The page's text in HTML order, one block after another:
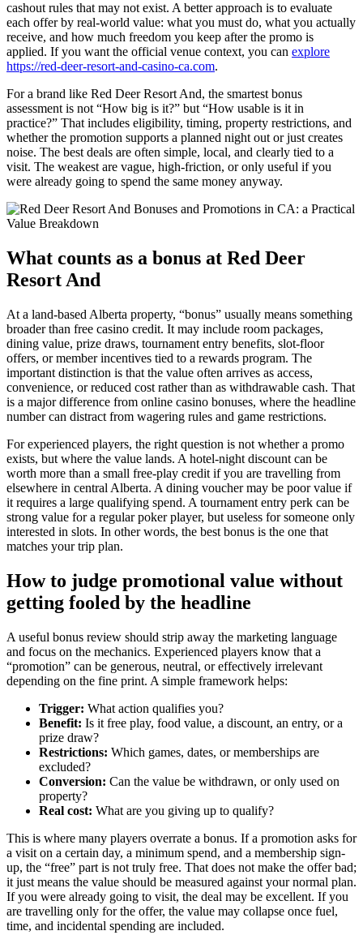
cashout rules that may not exist. A better approach is to evaluate
each offer by real-world value: what you must do, what you actually
receive, and how much freedom you keep after the promo is
applied. If you want the official venue context, you can explore
https://red-deer-resort-and-casino-ca.com.
For a brand like Red Deer Resort And, the smartest bonus
assessment is not “How big is it?” but “How usable is it in
practice?” That includes eligibility, timing, property restrictions, and
whether the promotion supports a planned night out or just creates
noise. The best deals are often simple, local, and clearly tied to a
visit. The weakest are vague, high-friction, or only useful if you
were already going to spend the same money anyway.
What counts as a bonus at Red Deer
Resort And
At a land-based Alberta property, “bonus” usually means something
broader than free casino credit. It may include room packages,
dining value, prize draws, tournament entry benefits, slot-floor
offers, or member incentives tied to a rewards program. The
important distinction is that the value often arrives as access,
convenience, or reduced cost rather than as withdrawable cash. That
is a major difference from online casino bonuses, where the headline
number can distract from wagering rules and game restrictions.
For experienced players, the right question is not whether a promo
exists, but where the value lands. A hotel-night discount can be
worth more than a small free-play credit if you are travelling from
elsewhere in central Alberta. A dining voucher may be poor value if
it requires a large qualifying spend. A tournament entry perk can be
strong value for a regular poker player, but useless for someone only
interested in slots. In other words, the best bonus is the one that
matches your trip plan.
How to judge promotional value without
getting fooled by the headline
A useful bonus review should strip away the marketing language
and focus on the mechanics. Experienced players know that a
“promotion” can be generous, neutral, or effectively irrelevant
depending on the fine print. A simple framework helps:
Trigger: What action qualifies you?
Benefit: Is it free play, food value, a discount, an entry, or a
prize draw?
Restrictions: Which games, dates, or memberships are
excluded?
Conversion: Can the value be withdrawn, or only used on
property?
Real cost: What are you giving up to qualify?
This is where many players overrate a bonus. If a promotion asks for
a visit on a certain day, a minimum spend, and a membership sign-
up, the “free” part is not truly free. That does not make the offer bad;
it just means the value should be measured against your normal plan.
If you were already going to visit, the deal may be excellent. If you
are travelling only for the offer, the value may collapse once fuel,
time, and incidental spending are included.